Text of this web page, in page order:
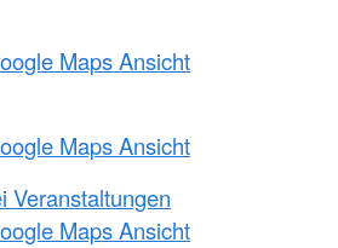
Maps Ansicht
Maps Ansicht
Veranstaltungen
Maps Ansicht